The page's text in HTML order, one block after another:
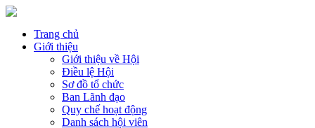
Trang chủ
Giới thiệu
Giới thiệu về Hội
Điều lệ Hội
Sơ đồ tổ chức
Ban Lãnh đạo
Quy chế hoạt động
Danh sách hội viên